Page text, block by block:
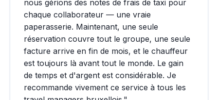
nous gérions des notes de frais de taxi pour
chaque collaborateur — une vraie
paperasserie. Maintenant, une seule
réservation couvre tout le groupe, une seule
facture arrive en fin de mois, et le chauffeur
est toujours là avant tout le monde. Le gain
de temps et d'argent est considérable. Je
recommande vivement ce service à tous les